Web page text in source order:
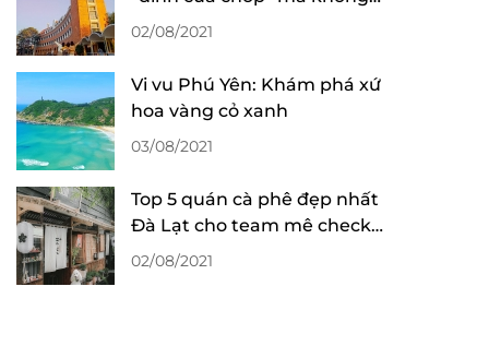
mất phí tại Đà Lạt
02/08/2021
Vi vu Phú Yên: Khám phá xứ
hoa vàng cỏ xanh
03/08/2021
Top 5 quán cà phê đẹp nhất
Đà Lạt cho team mê check-
in sống ảo
02/08/2021